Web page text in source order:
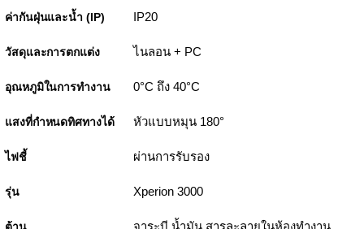
ค่ากันฝุ่นและน้ำ (IP) IP20
วัสดุและการตกแต่ง ไนลอน + PC
อุณหภูมิในการทำงาน 0°C ถึง 40°C
แสงที่กำหนดทิศทางได้ หัวแบบหมุน 180°
ไฟชี้ ผ่านการรับรอง
รุ่น Xperion 3000
จาระบี น้ำมัน สารละลายในห้องทำงาน